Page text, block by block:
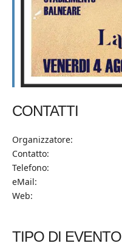
CONTATTI
Organizzatore:
Contatto:
Telefono:
eMail:
Web:
TIPO DI EVENTO